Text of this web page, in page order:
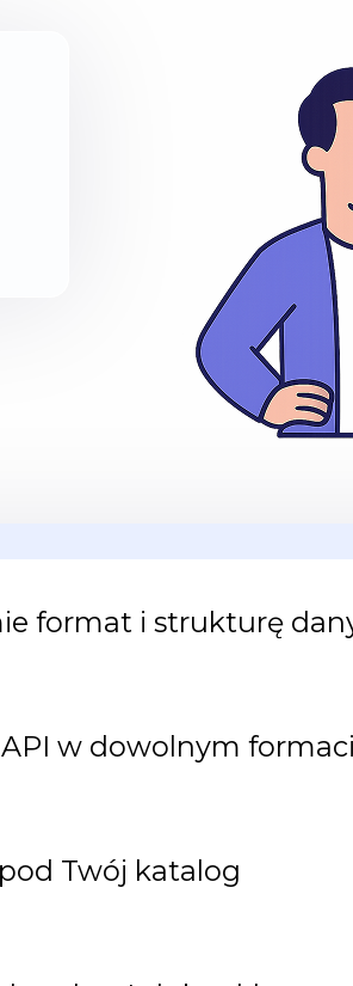
format i strukturę
w dowolnym
Twój katalog